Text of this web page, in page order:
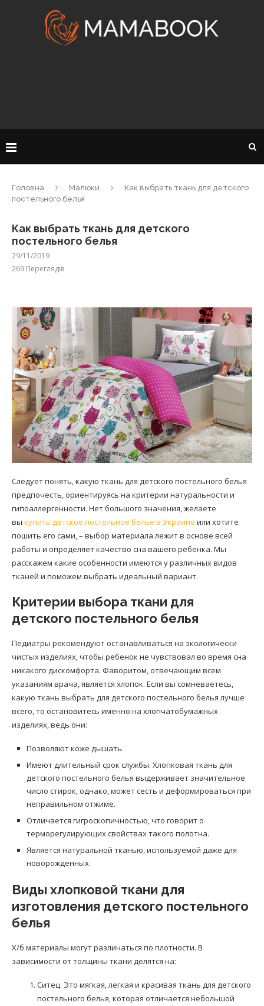
Головна Малюки
Как выбрать ткань для детского
постельного белья
Как выбрать ткань для детского
постельного белья
29/11/2019
269 Переглядів
Следует понять, какую ткань для детского постельного белья
предпочесть, ориентируясь на критерии натуральности и
гипоаллергенности. Нет большого значения, желаете
вы купить детское постельное белье в Украине или хотите
пошить его сами, – выбор материала лежит в основе всей
работы и определяет качество сна вашего ребенка. Мы
расскажем какие особенности имеются у различных видов
тканей и поможем выбрать идеальный вариант.
Критерии выбора ткани для
детского постельного белья
Педиатры рекомендуют останавливаться на экологически
чистых изделиях, чтобы ребенок не чувствовал во время сна
никакого дискомфорта. Фаворитом, отвечающим всем
указаниям врача, является хлопок. Если вы сомневаетесь,
какую ткань выбрать для детского постельного белья лучше
всего, то остановитесь именно на хлопчатобумажных
изделиях, ведь они:
Позволяют коже дышать.
Имеют длительный срок службы. Хлопковая ткань для
детского постельного белья выдерживает значительное
число стирок, однако, может сесть и деформироваться при
неправильном отжиме.
Отличается гигроскопичностью, что говорит о
терморегулирующих свойствах такого полотна.
Является натуральной тканью, используемой даже для
новорожденных.
Виды хлопковой ткани для
изготовления детского постельного
белья
Х/б материалы могут различаться по плотности. В
зависимости от толщины ткани делятся на:
Ситец. Это мягкая, легкая и красивая ткань для детского
постельного белья, которая отличается небольшой